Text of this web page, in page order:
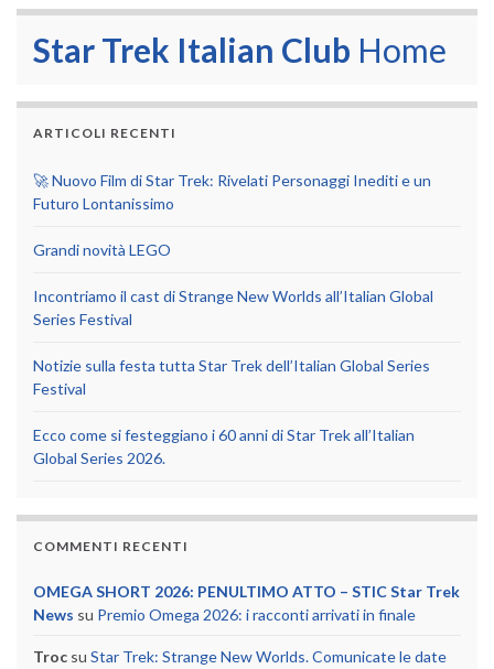
Star Trek Italian Club Home
ARTICOLI RECENTI
🚀 Nuovo Film di Star Trek: Rivelati Personaggi Inediti e un
Futuro Lontanissimo
Grandi novità LEGO
Incontriamo il cast di Strange New Worlds all’Italian Global
Series Festival
Notizie sulla festa tutta Star Trek dell’Italian Global Series
Festival
Ecco come si festeggiano i 60 anni di Star Trek all’Italian
Global Series 2026.
COMMENTI RECENTI
OMEGA SHORT 2026: PENULTIMO ATTO – STIC Star Trek
News su Premio Omega 2026: i racconti arrivati in finale
Troc su Star Trek: Strange New Worlds. Comunicate le date